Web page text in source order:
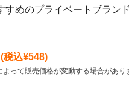
すめのプライベートブランド
(税込¥548)
よって販売価格が変動する場合があり